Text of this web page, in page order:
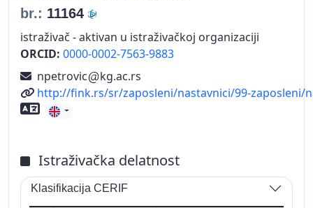
br.: 11164
istraživač - aktivan u istraživačkoj organizaciji
ORCID: 0000-0002-7563-9883
npetrovic
kg.ac.rs
Web adresa
http://fink.rs/sr/zaposleni/nastavnici/99-
Znanje stranih jezika
Istraživačka delatnost
Klasifikacija CERIF